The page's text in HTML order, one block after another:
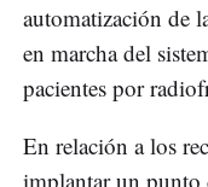
automatización de
en marcha del
pacientes por
En relación a los
implantar un